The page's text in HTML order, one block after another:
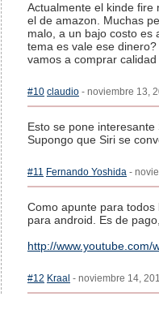
Actualmente el kinde fire
el de amazon. Muchas
malo, a un bajo costo es
tema es vale ese
vamos a comprar
#10 claudio - noviembre 13,
Esto se pone interesante
Supongo que Siri se
#11 Fernando Yoshida -
Como apunte para
para android. Es de
http://www.youtube.com/
#12 Kraal - noviembre 14,